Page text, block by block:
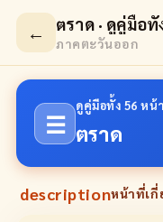
← ตราด · ดูคู่มือทั้
ภาคตะวันออก
☰
ดูคู่มือทั้ง 56 หน้า
ตราด
descriptionหน้าที่เกี่